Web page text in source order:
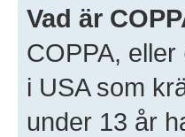
Vad är
COPPA, eller
i USA som
under 13 år